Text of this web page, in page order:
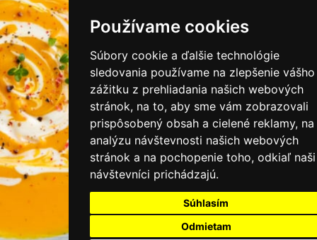
Používame cookies
Súbory cookie a ďalšie technológie
sledovania používame na zlepšenie vášho
zážitku z prehliadania našich webových
stránok, na to, aby sme vám zobrazovali
prispôsobený obsah a cielené reklamy, na
analýzu návštevnosti našich webových
stránok a na pochopenie toho, odkiaľ naši
návštevníci prichádzajú.
Súhlasím
Odmietam
PRIHLÁSIŤ SA DO ZÁKAZNÍCKEJ ZÓNY
Všeobecné obchodné podmienky
Ochrana osobných údajov
Cookies
Moje KamNaMenu
Pridať reštauráciu